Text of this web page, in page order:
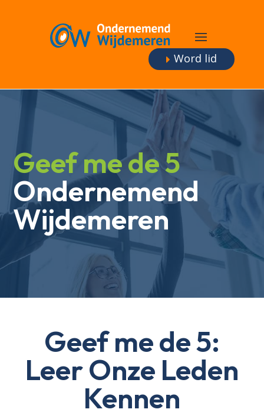
Word lid
Geef me de 5
Ondernemend
Wijdemeren
Geef me de 5:
Leer Onze Leden
Kennen